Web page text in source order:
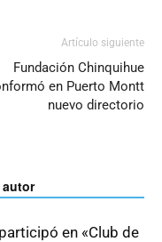
Artículo siguiente
Fundación Chinquihue
en Puerto Montt
nuevo directorio
autor
en «Club de